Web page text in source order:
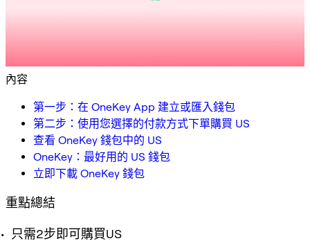
內容
第一步：在 OneKey App 建立或匯入錢包
第二步：使用您選擇的付款方式下單購買 US
查看 OneKey 錢包中的 US
OneKey：最好用的 US 錢包
立即下載 OneKey 錢包
重點總結
只需2步即可購買US